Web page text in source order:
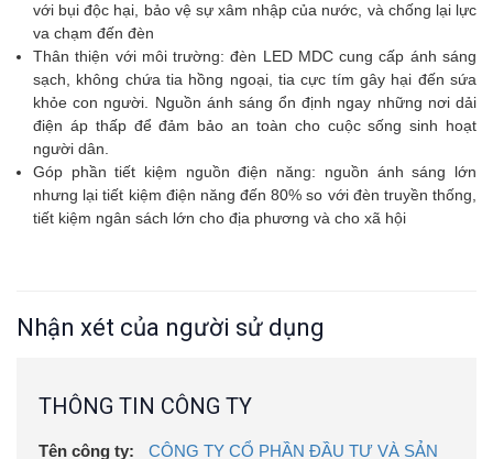
với bụi độc hại, bảo vệ sự xâm nhập của nước, và chống lại lực
va chạm đến đèn
Thân thiện với môi trường: đèn LED MDC cung cấp ánh sáng
sạch, không chứa tia hồng ngoại, tia cực tím gây hại đến sứa
khỏe con người. Nguồn ánh sáng ổn định ngay những nơi dải
điện áp thấp để đảm bảo an toàn cho cuộc sống sinh hoạt
người dân.
Góp phần tiết kiệm nguồn điện năng: nguồn ánh sáng lớn
nhưng lại tiết kiệm điện năng đến 80% so với đèn truyền thống,
tiết kiệm ngân sách lớn cho địa phương và cho xã hội
Nhận xét của người sử dụng
THÔNG TIN CÔNG TY
Tên công ty:
CÔNG TY CỔ PHẦN ĐẦU TƯ VÀ SẢN